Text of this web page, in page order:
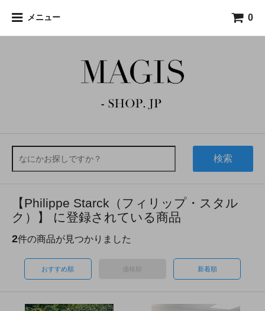
メニュー 0
検索
【Philippe Starck（フィリップ・スタル
ク）】 に登録されている商品
2件の商品が見つかりました
おすすめ順 価格順 新着順